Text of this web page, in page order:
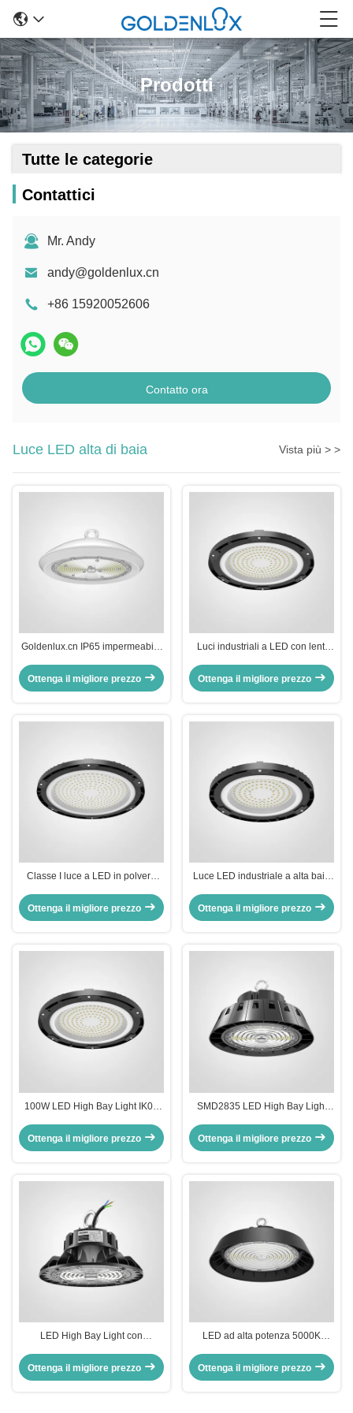
Prodotti
Tutte le categorie
Contattici
Mr. Andy
andy@goldenlux.cn
+86 15920052606
Contatto ora
Luce LED alta di baia Vista più > >
Goldenlux.cn IP65 impermeabile
cantiere e magazzino
Ottenga il migliore prezzo
Luci industriali a LED con lenti
di 5000K
Ottenga il migliore prezzo
Classe I luce a LED in polvere
protezione in policarbonato
Ottenga il migliore prezzo
Luce LED industriale a alta baia
Temperatura del colore con
protettore in policarbonato
Ottenga il migliore prezzo
100W LED High Bay Light IK07
del fascio 4-10m Altezza 220V-
Ottenga il migliore prezzo
SMD2835 LED High Bay Light
Temperatura del colore 3000K a
Ottenga il migliore prezzo
LED High Bay Light con
6500K IK09 resistenza agli urti
Ottenga il migliore prezzo
LED ad alta potenza 5000K
Resistenza agli urti SMD2835
Ottenga il migliore prezzo